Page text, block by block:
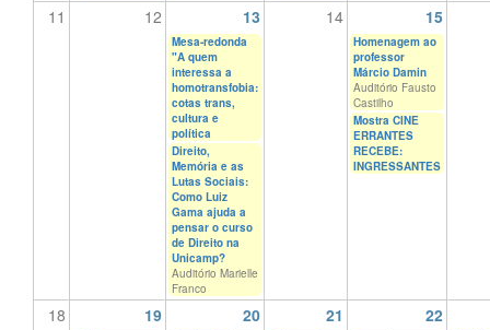
11 12 13 14 15
Mesa-redonda
"A quem
interessa a
homotransfobia:
cotas trans,
cultura e
política
Direito,
Memória e as
Lutas Sociais:
Como Luiz
Gama ajuda a
pensar o curso
de Direito na
Unicamp?
Auditório Marielle
Franco
Homenagem ao
professor
Márcio Damin
Auditório Fausto
Castilho
Mostra CINE
ERRANTES
RECEBE:
INGRESSANTES
18 19 20 21 22